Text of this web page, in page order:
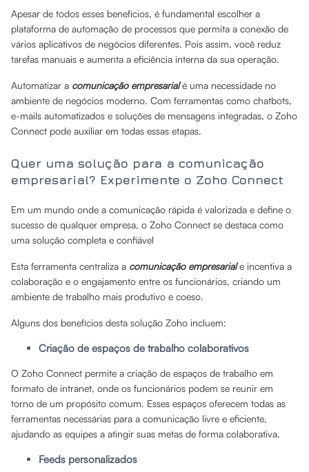
Apesar de todos esses benefícios, é fundamental escolher a
plataforma de automação de processos que permita a conexão de
vários aplicativos de negócios diferentes. Pois assim, você reduz
tarefas manuais e aumenta a eficiência interna da sua operação.
Automatizar a comunicação empresarialé uma necessidade no
ambiente de negócios moderno. Com ferramentas como chatbots,
e-mails automatizados e soluções de mensagens integradas, o Zoho
Connect pode auxiliar em todas essas etapas.
Quer uma solução para a comunicação
empresarial? Experimente o Zoho Connect
Em um mundo onde a comunicação rápida é valorizada e define o
sucesso de qualquer empresa, o Zoho Connect se destaca como
uma solução completa e confiável
Esta ferramenta centraliza a comunicação empresariale incentiva a
colaboração e o engajamento entre os funcionários, criando um
ambiente de trabalho mais produtivo e coeso.
Alguns dos benefícios desta solução Zoho incluem:
Criação de espaços de trabalho colaborativos
O Zoho Connect permite a criação de espaços de trabalho em
formato de intranet, onde os funcionários podem se reunir em
torno de um propósito comum. Esses espaços oferecem todas as
ferramentas necessárias para a comunicação livre e eficiente,
ajudando as equipes a atingir suas metas de forma colaborativa.
Feeds personalizados